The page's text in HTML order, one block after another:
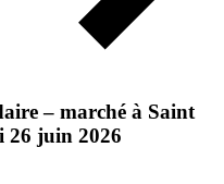
– marché à Saint
26 juin 2026